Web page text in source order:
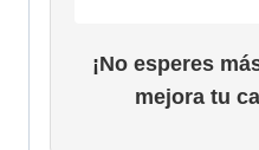
¡No esperes
mejora tu